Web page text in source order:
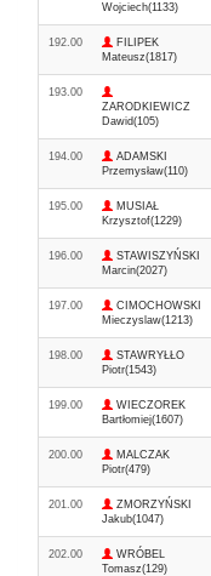
Wojciech(1133)
192.00
FILIPEK
Mateusz(1817)
193.00
ZARODKIEWICZ
Dawid(105)
194.00
ADAMSKI
Przemysław(110)
195.00
MUSIAŁ
Krzysztof(1229)
196.00
STAWISZYŃSKI
Marcin(2027)
197.00
CIMOCHOWSKI
Mieczyslaw(1213)
198.00
STAWRYŁŁO
Piotr(1543)
199.00
WIECZOREK
Bartłomiej(1607)
200.00
MALCZAK
Piotr(479)
201.00
ZMORZYŃSKI
Jakub(1047)
202.00
WRÓBEL
Tomasz(129)